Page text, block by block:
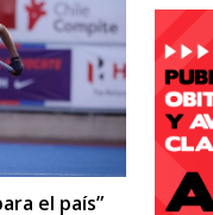
el país”